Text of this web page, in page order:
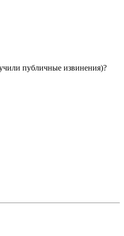
публичные извинения)?